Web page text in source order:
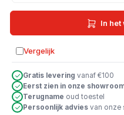
In
Vergelijk
Toevoegen aan vergelijking
Gratis levering vanaf €100
Eerst zien in onze
Terugname oud toestel
Persoonlijk advies van onze